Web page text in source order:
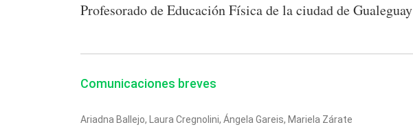
Profesorado de Educación Física de la ciudad de Gualeguay
Comunicaciones breves
Ariadna Ballejo, Laura Cregnolini, Ángela Gareis, Mariela Zárate